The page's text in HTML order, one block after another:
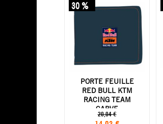
30 %
PORTE FEUILLE
RED BULL KTM
RACING TEAM
CARVE
20,04 €